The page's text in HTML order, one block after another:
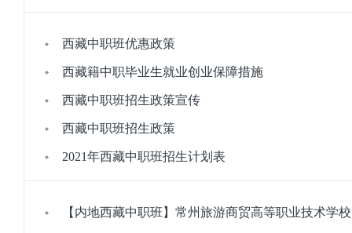
西藏中职班优惠政策
西藏籍中职毕业生就业创业保障措施
西藏中职班招生政策宣传
西藏中职班招生政策
2021年西藏中职班招生计划表
【内地西藏中职班】常州旅游商贸高等职业技术学